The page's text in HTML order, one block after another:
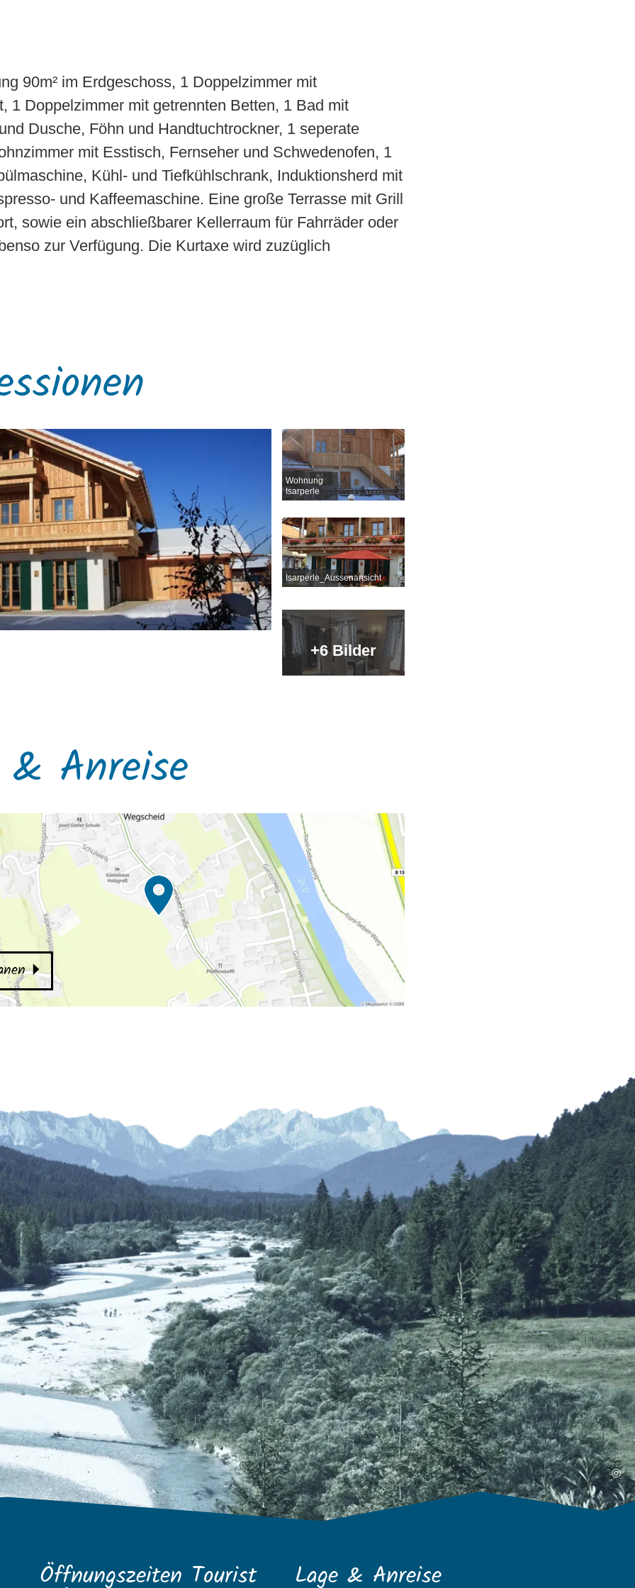
90m² im Erdgeschoss, 1 Doppelzimmer mit
1 Doppelzimmer mit getrennten Betten, 1 Bad mit
Dusche, Föhn und Handtuchtrockner, 1 seperate
mit Esstisch, Fernseher und Schwedenofen, 1
Kühl- und Tiefkühlschrank, Induktionsherd mit
und Kaffeemaschine. Eine große Terrasse mit Grill
sowie ein abschließbarer Kellerraum für Fahrräder oder
zur Verfügung. Die Kurtaxe wird zuzüglich
Wohnung
Isarperle
Isarperle_Aussenansicht
+6 Bilder
Anreise
©
Öffnungszeiten Tourist Lage & Anreise